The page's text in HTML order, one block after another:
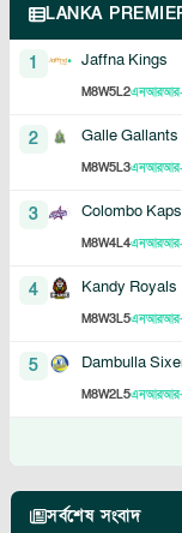
LANKA
1 Jaffna Kings
M8W5L2এনআরআর
2 Galle Gallants
M8W5L3এনআরআর
3 Colombo Kaps
M8W4L4এনআরআর
4 Kandy Royals
M8W3L5এনআরআর
5 Dambulla
M8W2L5এনআরআর
সর্বশেষ সংবাদ